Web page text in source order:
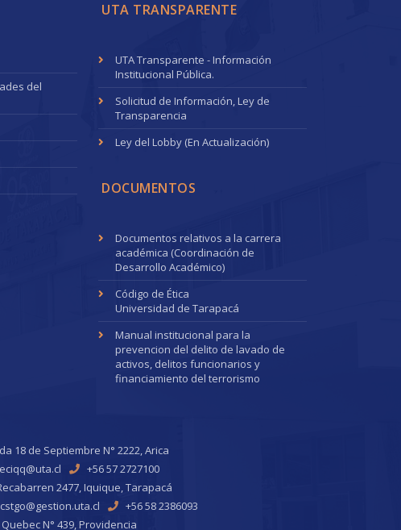
del
UTA TRANSPARENTE
UTA Transparente - Información
Institucional Pública.
Solicitud de Información, Ley de
Transparencia
Ley del Lobby (En Actualización)
DOCUMENTOS
Documentos relativos a la carrera
académica (Coordinación de
Desarrollo Académico)
Código de Ética
Universidad de Tarapacá
Manual institucional para la
prevencion del delito de lavado de
activos, delitos funcionarios y
financiamiento del terrorismo
18 de Septiembre N° 2222, Arica
+56 57 2727100
2477, Iquique, Tarapacá
+56 58 2386093
N° 439, Providencia